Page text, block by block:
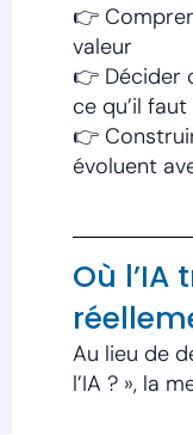
👉
valeur
👉 Décider
ce qu’il
👉
évoluent
Où
Au lieu de
l’IA ? », la